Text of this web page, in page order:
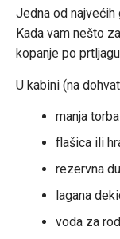
Jedna od najvećih
Kada vam nešto
kopanje po
U kabini (na
manja
flašica ili
rezervna
lagana
voda za